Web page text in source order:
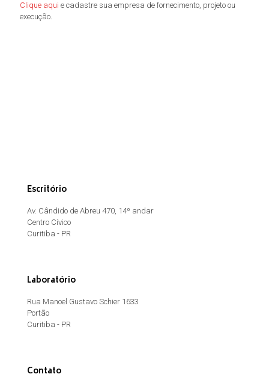
Clique aqui e cadastre sua empresa de fornecimento, projeto ou
execução.
Escritório
Av. Cândido de Abreu 470, 14º andar
Centro Cívico
Curitiba - PR
Laboratório
Rua Manoel Gustavo Schier 1633
Portão
Curitiba - PR
Contato